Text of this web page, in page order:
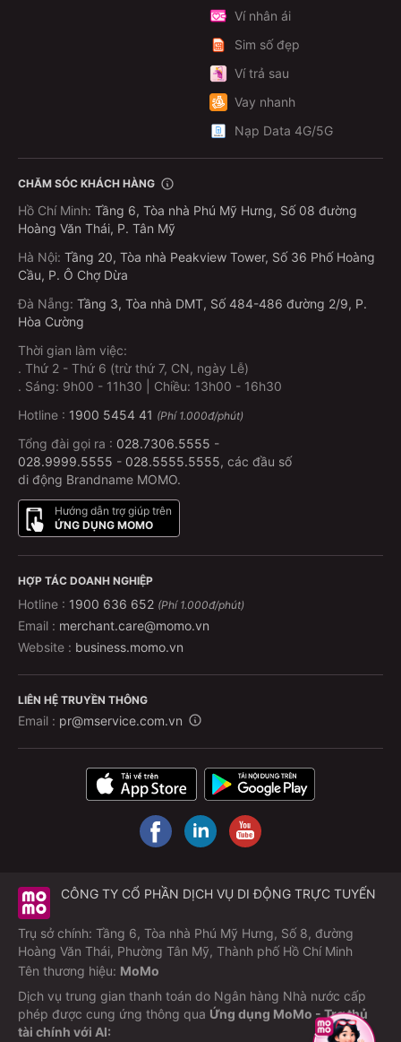
Ví nhân ái
Sim số đẹp
Ví trả sau
Vay nhanh
Nạp Data 4G/5G
CHĂM SÓC KHÁCH HÀNG
Hồ Chí Minh: Tầng 6, Tòa nhà Phú Mỹ Hưng, Số 08 đường
Hoàng Văn Thái, P. Tân Mỹ
Hà Nội: Tầng 20, Tòa nhà Peakview Tower, Số 36 Phố Hoàng
Cầu, P. Ô Chợ Dừa
Đà Nẵng: Tầng 3, Tòa nhà DMT, Số 484-486 đường 2/9, P.
Hòa Cường
Thời gian làm việc:
. Thứ 2 - Thứ 6 (trừ thứ 7, CN, ngày Lễ)
. Sáng: 9h00 - 11h30 | Chiều: 13h00 - 16h30
Hotline : 1900 5454 41 (Phí 1.000đ/phút)
Tổng đài gọi ra : 028.7306.5555 -
028.9999.5555 - 028.5555.5555, các đầu số
di động Brandname MOMO.
Hướng dẫn trợ giúp trên
ỨNG DỤNG MOMO
HỢP TÁC DOANH NGHIỆP
Hotline : 1900 636 652 (Phí 1.000đ/phút)
Email : merchant.care@momo.vn
Website : business.momo.vn
LIÊN HỆ TRUYỀN THÔNG
Email : pr@mservice.com.vn
CÔNG TY CỔ PHẦN DỊCH VỤ DI ĐỘNG TRỰC TUYẾN
Trụ sở chính: Tầng 6, Tòa nhà Phú Mỹ Hưng, Số 8, đường
Hoàng Văn Thái, Phường Tân Mỹ, Thành phố Hồ Chí Minh
Tên thương hiệu: MoMo
Dịch vụ trung gian thanh toán do Ngân hàng Nhà nước cấp
phép được cung ứng thông qua Ứng dụng MoMo - Trợ thủ
tài chính với AI: